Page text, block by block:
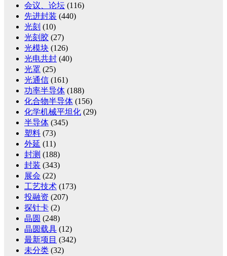
会议、论坛 (116)
先进封装 (440)
光刻 (10)
光刻胶 (27)
光模块 (126)
光电共封 (40)
光罩 (25)
光通信 (161)
功率半导体 (188)
化合物半导体 (156)
化学机械平坦化 (29)
半导体 (345)
塑料 (73)
外延 (11)
封测 (188)
封装 (343)
展会 (22)
工艺技术 (173)
投融资 (207)
探针卡 (2)
晶圆 (248)
晶圆载具 (12)
最新项目 (342)
未分类 (32)